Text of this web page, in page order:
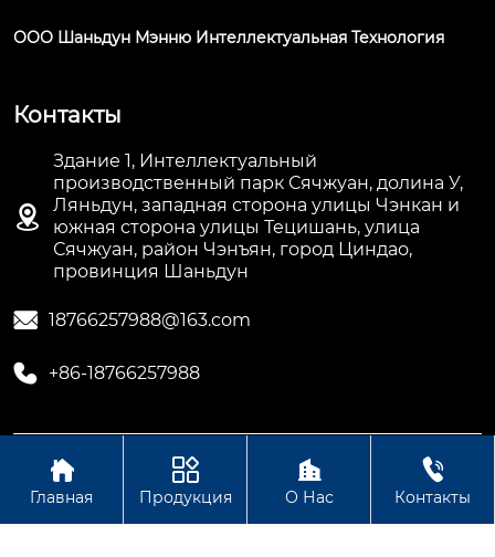
ООО Шаньдун Мэнню Интеллектуальная Технология
Контакты

Здание 1, Интеллектуальный
производственный парк Сячжуан, долина У,
Ляньдун, западная сторона улицы Чэнкан и
южная сторона улицы Тецишань, улица
Сячжуан, район Чэнъян, город Циндао,
провинция Шаньдун
 18766257988@163.com
 +86-18766257988
Авторское право©ООО Шаньдун Мэнню
Интеллектуальная Технология

Главная

Продукция

О Нас

Контакты